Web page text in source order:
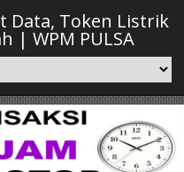
Data, Token Listrik
| WPM PULSA